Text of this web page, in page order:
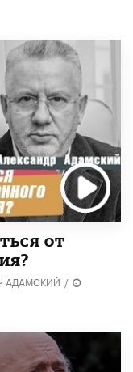
от
АДАМСКИЙ /